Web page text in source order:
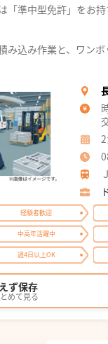
「準中型免許」をお
込み作業と、ワンボ
経験者歓迎
中高年活躍中
週4日以上OK
ず保存
めて見る